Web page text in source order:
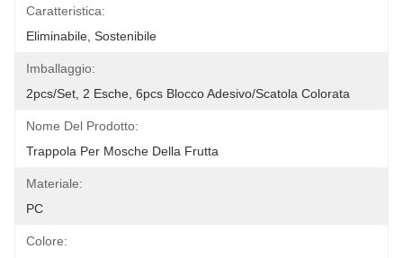
Caratteristica:
Eliminabile, Sostenibile
Imballaggio:
2pcs/set, 2 Esche, 6pcs Blocco Adesivo/scatola Colorata
Nome Del Prodotto:
Trappola Per Mosche Della Frutta
Materiale:
PC
Colore: